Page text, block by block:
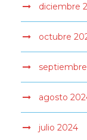
diciembre
octubre
agosto
julio 2024